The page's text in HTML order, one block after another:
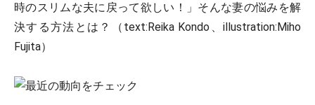
時のスリムな夫に戻って欲しい！」そんな妻の悩みを解
決する方法とは？（text:Reika Kondo、illustration:Miho
Fujita）